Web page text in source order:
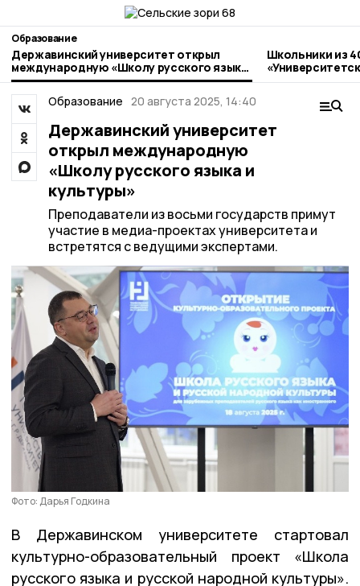
Образование
Державинский университет открыл
международную «Школу русского языка
и культуры»
Школьники из
Державинский
Образование 20 августа 2025, 14:40
Державинский университет
открыл международную
«Школу русского языка и
культуры»
Преподаватели из восьми государств примут
участие в медиа-проектах университета и
встретятся с ведущими экспертами.
Фото: Дарья Годкина
В Державинском университете стартовал
культурно-образовательный проект «Школа
русского языка и русской народной культуры».